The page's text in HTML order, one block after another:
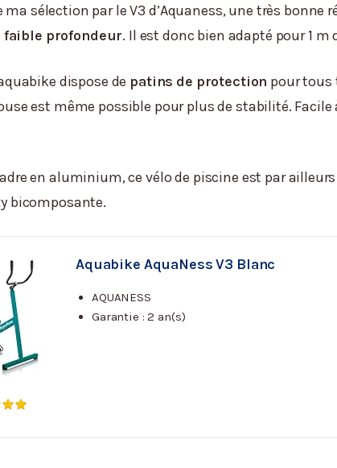
sélection par le V3 d’Aquaness, une très bonne
faible profondeur. Il est donc bien adapté pour 1
dispose de patins de protection pour tous
est même possible pour plus de stabilité.
en aluminium, ce vélo de piscine est par
bicomposante.
Aquabike AquaNess V3 Blanc
AQUANESS
Garantie : 2 an(s)